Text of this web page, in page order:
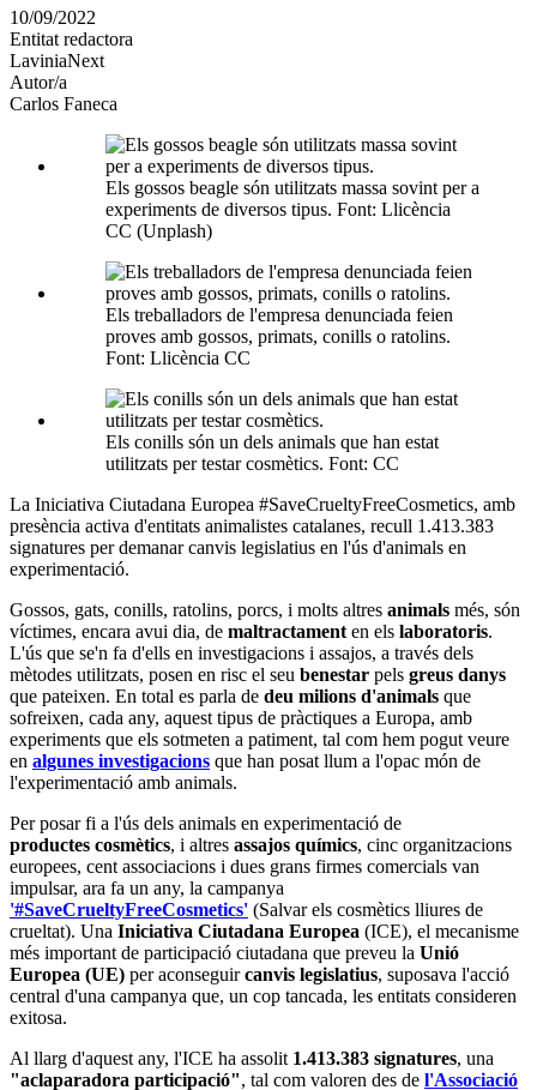
altres
xarxes
socials
10/09/2022
Entitat redactora
LaviniaNext
Autor/a
Carlos Faneca
Els gossos beagle són utilitzats massa sovint per a
experiments de diversos tipus. Font: Llicència
CC (Unplash)
Els treballadors de l'empresa denunciada feien
proves amb gossos, primats, conills o ratolins.
Font: Llicència CC
Els conills són un dels animals que han estat
utilitzats per testar cosmètics. Font: CC
La Iniciativa Ciutadana Europea #SaveCrueltyFreeCosmetics, amb
presència activa d'entitats animalistes catalanes, recull 1.413.383
signatures per demanar canvis legislatius en l'ús d'animals en
experimentació.
Gossos, gats, conills, ratolins, porcs, i molts altres animals més, són
víctimes, encara avui dia, de maltractamenten els laboratoris.
L'ús que se'n fa d'ells en investigacions i assajos, a través dels
mètodes utilitzats, posen en risc el seu benestar pels greus danys
que pateixen. En total es parla de deu milions d'animals que
sofreixen, cada any, aquest tipus de pràctiques a Europa, amb
experiments que els sotmeten a patiment, tal com hem pogut veure
en algunes investigacions que han posat llum a l'opac món de
l'experimentació amb animals.
Per posar fi a l'ús dels animals en experimentació de
productes cosmètics, i altres assajos químics, cinc organitzacions
europees, cent associacions i dues grans firmes comercials van
impulsar, ara fa un any, la campanya
'#SaveCrueltyFreeCosmetics' (Salvar els cosmètics lliures de
crueltat). Una Iniciativa Ciutadana Europea (ICE), el mecanisme
més important de participació ciutadana que preveu la Unió
Europea (UE) per aconseguircanvis legislatius, suposava l'acció
central d'una campanya que, un cop tancada, les entitats consideren
exitosa.
Al llarg d'aquest any, l'ICE ha assolit 1.413.383 signatures, una
"aclaparadora participació", tal com valoren des de l'Associació